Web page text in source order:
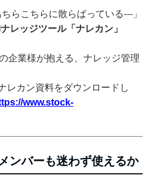
らこちらに散らばっている---」
レッジツール「ナレカン」
企業様が抱える、ナレッジ管理
レカン資料をダウンロードし
www.stock-
ンバーも迷わず使えるか